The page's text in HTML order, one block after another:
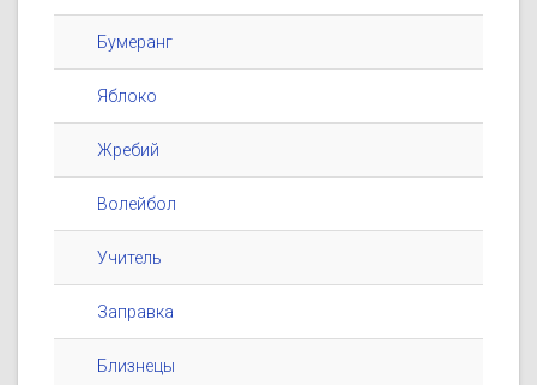
Бумеранг
Яблоко
Жребий
Волейбол
Учитель
Заправка
Близнецы